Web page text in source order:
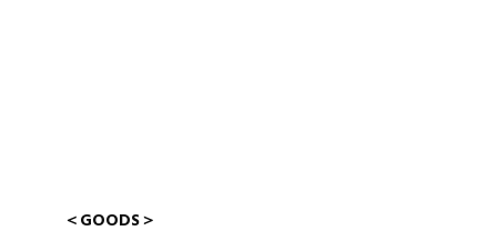
＜GOODS＞